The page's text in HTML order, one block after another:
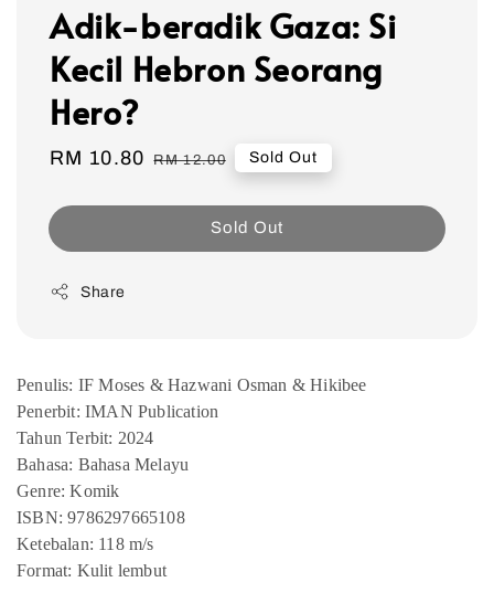
Adik-beradik Gaza: Si
Kecil Hebron Seorang
Hero?
Sale
RM 10.80 Regular
RM 12.00 Sold Out
Sold Out
Share
Penulis: IF Moses & Hazwani Osman & Hikibee
Penerbit: IMAN Publication
Tahun Terbit: 2024
Bahasa: Bahasa Melayu
Genre: Komik
ISBN: 9786297665108
Ketebalan: 118 m/s
Format: Kulit lembut